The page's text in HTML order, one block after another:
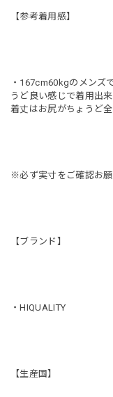
【参考着用感】
・167cm60kgのメンズ
うど良い感じで着用出
着丈はお尻がちょうど
※必ず実寸をご確認お
【ブランド】
・HIQUALITY
【生産国】